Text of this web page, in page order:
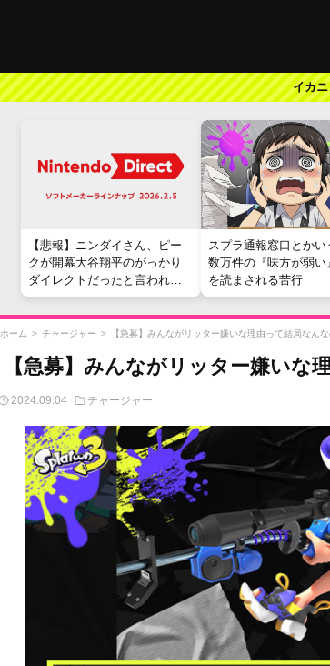
イカ
【悲報】ニンダイさん、ピー
クが開幕大谷翔平のがっかり
ダイレクトだったと言われて
しまう
スプラ通報窓口とかい
数万件の『味方が弱い
を読まされる苦行
ホーム > チャージャー > 【急募】みんながリッター嫌いな理由って結局なんな
【急募】みんながリッター嫌いな
2024.09.04 チャージャー